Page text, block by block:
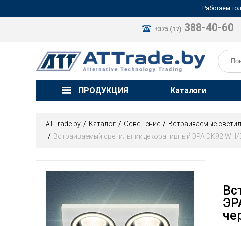
Работаем
+375 (17) 388-40-60
ПРОДУКЦИЯ Каталоги
ATTrade.by Каталог Освещение Встраиваемые
Встраиваемый светильник декоративный ЭРА DK92